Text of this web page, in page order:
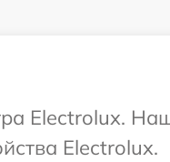
Electrolux.
Electrolux.